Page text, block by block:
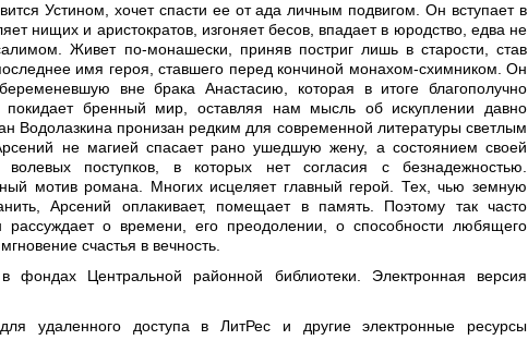
Устином, хочет спасти ее от ада личным подвигом. Он вступает в
нищих и аристократов, изгоняет бесов, впадает в юродство, едва не
Живет по-монашески, приняв постриг лишь в старости, став
имя героя, ставшего перед кончиной монахом-схимником. Он
вне брака Анастасию, которая в итоге благополучно
бренный мир, оставляя нам мысль об искуплении давно
Водолазкина пронизан редким для современной литературы светлым
не магией спасает рано ушедшую жену, а состоянием своей
поступков, в которых нет согласия с безнадежностью.
мотив романа. Многих исцеляет главный герой. Тех, чью земную
Арсений оплакивает, помещает в память. Поэтому так часто
рассуждает о времени, его преодолении, о способности любящего
счастья в вечность.
фондах Центральной районной библиотеки. Электронная версия
удаленного доступа в ЛитРес и другие электронные ресурсы